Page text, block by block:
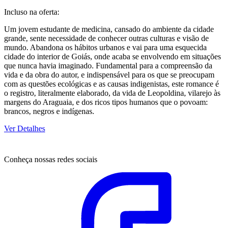
Incluso na oferta:
Um jovem estudante de medicina, cansado do ambiente da cidade
grande, sente necessidade de conhecer outras culturas e visão de
mundo. Abandona os hábitos urbanos e vai para uma esquecida
cidade do interior de Goiás, onde acaba se envolvendo em situações
que nunca havia imaginado. Fundamental para a compreensão da
vida e da obra do autor, e indispensável para os que se preocupam
com as questões ecológicas e as causas indigenistas, este romance é
o registro, literalmente elaborado, da vida de Leopoldina, vilarejo às
margens do Araguaia, e dos ricos tipos humanos que o povoam:
brancos, negros e indígenas.
Ver Detalhes
Conheça nossas redes sociais